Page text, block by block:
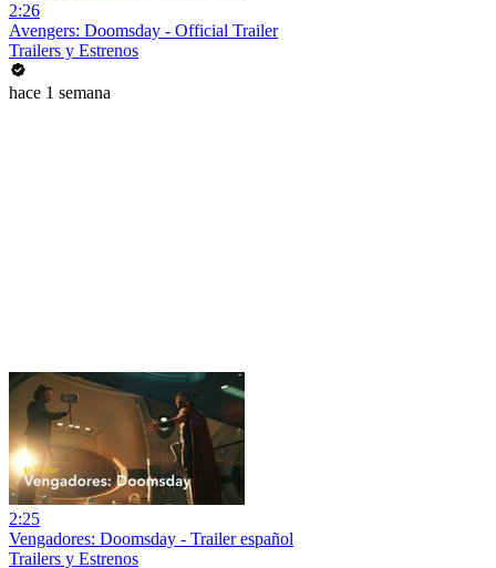
2:26
Avengers: Doomsday - Official Trailer
Trailers y Estrenos
hace 1 semana
2:25
Vengadores: Doomsday - Trailer español
Trailers y Estrenos